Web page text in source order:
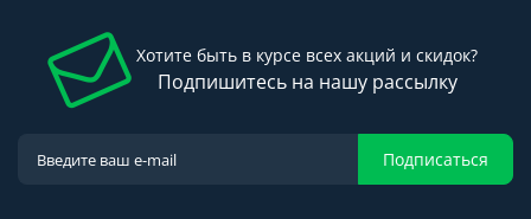
Хотите быть в курсе всех акций и скидок?
Подпишитесь на нашу рассылку
Подписаться